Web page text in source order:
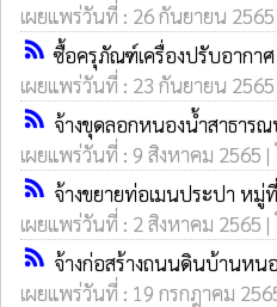
เผยแพร่วันที่ : 26 กันยายน
rss_feed ซื้อครุภัณฑ์เครื่องปรับอากาศ
เผยแพร่วันที่ : 23 กันยายน
rss_feed จ้างขุดลอกหนองน้ำสาธารณ
เผยแพร่วันที่ : 9 สิงหาคม 2565
rss_feed จ้างขยายท่อเมนประปา หมู่
เผยแพร่วันที่ : 2 สิงหาคม 2565
rss_feed จ้างก่อสร้างถนนดินบ้านหน
เผยแพร่วันที่ : 19 กรกฎาคม